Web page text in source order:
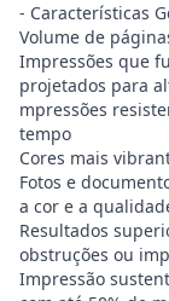
- Características
Volume de
Impressões que
projetados para
mpressões
tempo
Cores mais
Fotos e
a cor e a
Resultados
obstruções ou
Impressão